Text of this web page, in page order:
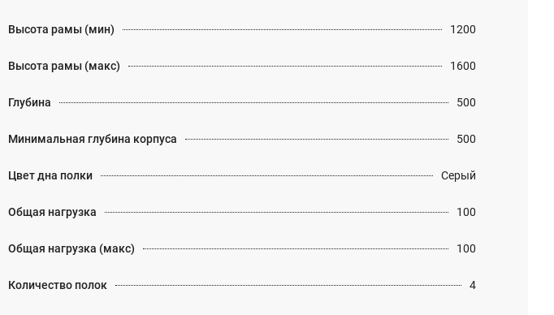
Высота рамы (мин) 1200
Высота рамы (макс) 1600
Глубина 500
Минимальная глубина корпуса 500
Цвет дна полки Серый
Общая нагрузка 100
Общая нагрузка (макс) 100
Количество полок 4